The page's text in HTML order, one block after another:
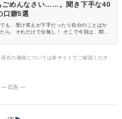
ごめんなさい……。聞き下手な40
口癖5選
も、受け答えが下手だったり自分のことばか
ら、それだけで台無し！ そこで今回は、聞き
紹介します♪
在の価格については各サイトでご確認くださ
― 広告 ―